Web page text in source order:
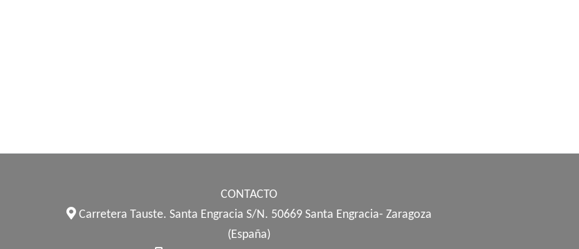
CONTACTO
Carretera Tauste. Santa Engracia S/N. 50669 Santa Engracia- Zaragoza
(España)